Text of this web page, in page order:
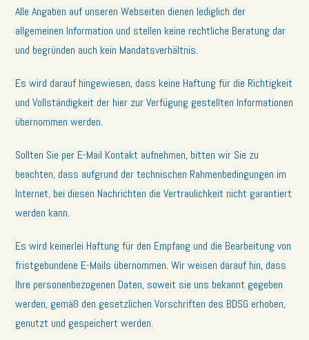
Alle Angaben auf unseren Webseiten dienen lediglich der
allgemeinen Information und stellen keine rechtliche Beratung dar
und begründen auch kein Mandatsverhältnis.
Es wird darauf hingewiesen, dass keine Haftung für die Richtigkeit
und Vollständigkeit der hier zur Verfügung gestellten Informationen
übernommen werden.
Sollten Sie per E-Mail Kontakt aufnehmen, bitten wir Sie zu
beachten, dass aufgrund der technischen Rahmenbedingungen im
Internet, bei diesen Nachrichten die Vertraulichkeit nicht garantiert
werden kann.
Es wird keinerlei Haftung für den Empfang und die Bearbeitung von
fristgebundene E-Mails übernommen. Wir weisen darauf hin, dass
Ihre personenbezogenen Daten, soweit sie uns bekannt gegeben
werden, gemäß den gesetzlichen Vorschriften des BDSG erhoben,
genutzt und gespeichert werden.